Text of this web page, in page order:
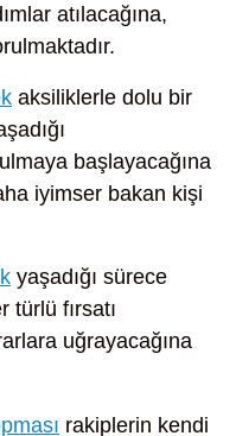
atılacağına,
aksiliklerle dolu bir
başlayacağına
iyimser bakan kişi
yaşadığı sürece
türlü fırsatı
uğrayacağına
rakiplerin kendi